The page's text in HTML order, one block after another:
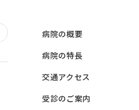
病院の概要
病院の特長
交通アクセス
受診のご案内